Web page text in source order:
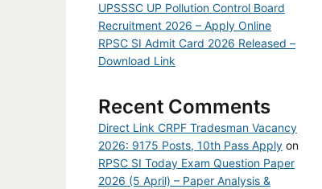
UPSSSC UP Pollution Control Board
Recruitment 2026 – Apply Online
RPSC SI Admit Card 2026 Released –
Download Link
Recent Comments
Direct Link CRPF Tradesman Vacancy
2026: 9175 Posts, 10th Pass Apply on
RPSC SI Today Exam Question Paper
2026 (5 April) – Paper Analysis &